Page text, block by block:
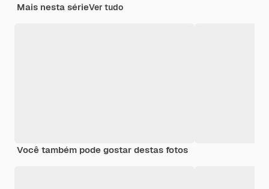
Mais nesta sérieVer tudo
Você também pode gostar destas fotos